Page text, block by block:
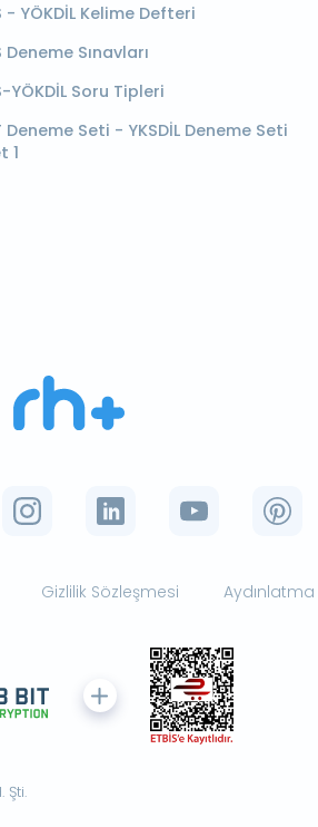
- YÖKDİL Kelime Defteri
Deneme Sınavları
YÖKDİL Soru Tipleri
Deneme Seti - YKSDİL Deneme Seti
1
Gizlilik Sözleşmesi
Şti.